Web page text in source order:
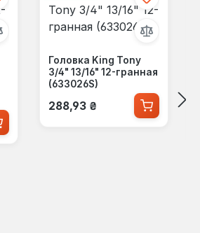
Головка King Tony
3/4" 13/16" 12-гранная
(633026S)
Обычная цена:
288,93 ₴